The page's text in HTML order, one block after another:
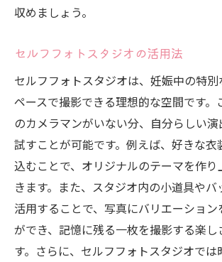
収めましょう。
セルフフォトスタジオの活用法
セルフフォトスタジオは、妊娠中の特
ペースで撮影できる理想的な空間です。
のカメラマンがいない分、自分らしい演
試すことが可能です。例えば、好きな衣
込むことで、オリジナルのテーマを作
きます。また、スタジオ内の小道具やバ
活用することで、写真にバリエーション
ができ、記憶に残る一枚を撮影する楽し
す。さらに、セルフフォトスタジオでは